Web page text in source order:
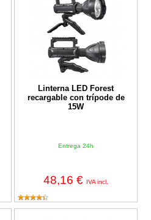
Linterna LED Forest
recargable con trípode de
15W
Entrega 24h
48,16 € IVA incl.